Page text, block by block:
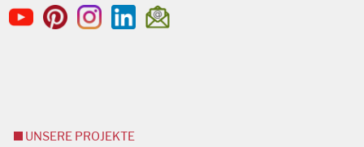
UNSERE PROJEKTE